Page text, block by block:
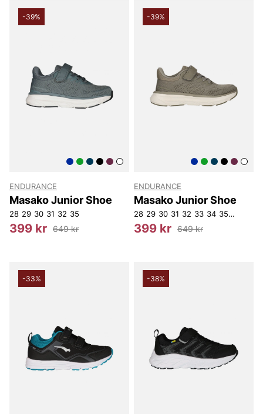
-39%
ENDURANCE
Masako Junior Shoe
28 29 30 31 32 35
399 kr 649 kr
-39%
ENDURANCE
Masako Junior Shoe
28 29 30 31 32 33 34 35 36
399 kr 649 kr
-33% -38%